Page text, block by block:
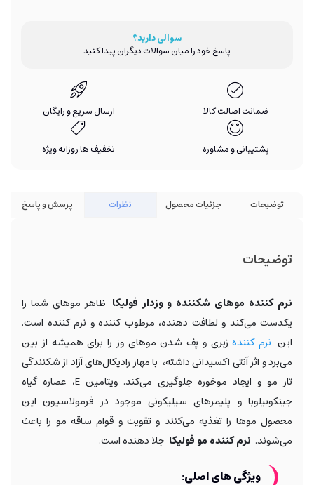
سوالی دارید؟
پاسخ خود را میان سوالات دیگران پیدا کنید
ضمانت اصالت کالا ارسال سریع و رایگان
پشتیبانی و مشاوره تخفیف ها روزانه ویژه
توضیحات جزئیات محصول نظرات پرسش و پاسخ
توضیحات
نرم کننده موهای شکننده و وزدار فولیکا ظاهر موهای شما را
یکدست می‌کند و لطافت دهنده، مرطوب کننده و نرم کننده است.
این نرم کنندهزبری و پف شدن موهای وز را برای همیشه از بین
می‌برد و اثر آنتی اکسیدانی داشته، با مهار رادیکال‌های آزاد از شکنندگی
تار مو و ایجاد موخوره جلوگیری می‌کند. ویتامین E، عصاره گیاه
جینکوبیلوبا و پلیمرهای سیلیکونی موجود در فرمولاسیون این
محصول موها را تغذیه می‌کنند و تقویت و قوام ساقه مو را باعث
می‌شوند. نرم کننده مو فولیکا جلا دهنده است.
ویژگی های اصلی: